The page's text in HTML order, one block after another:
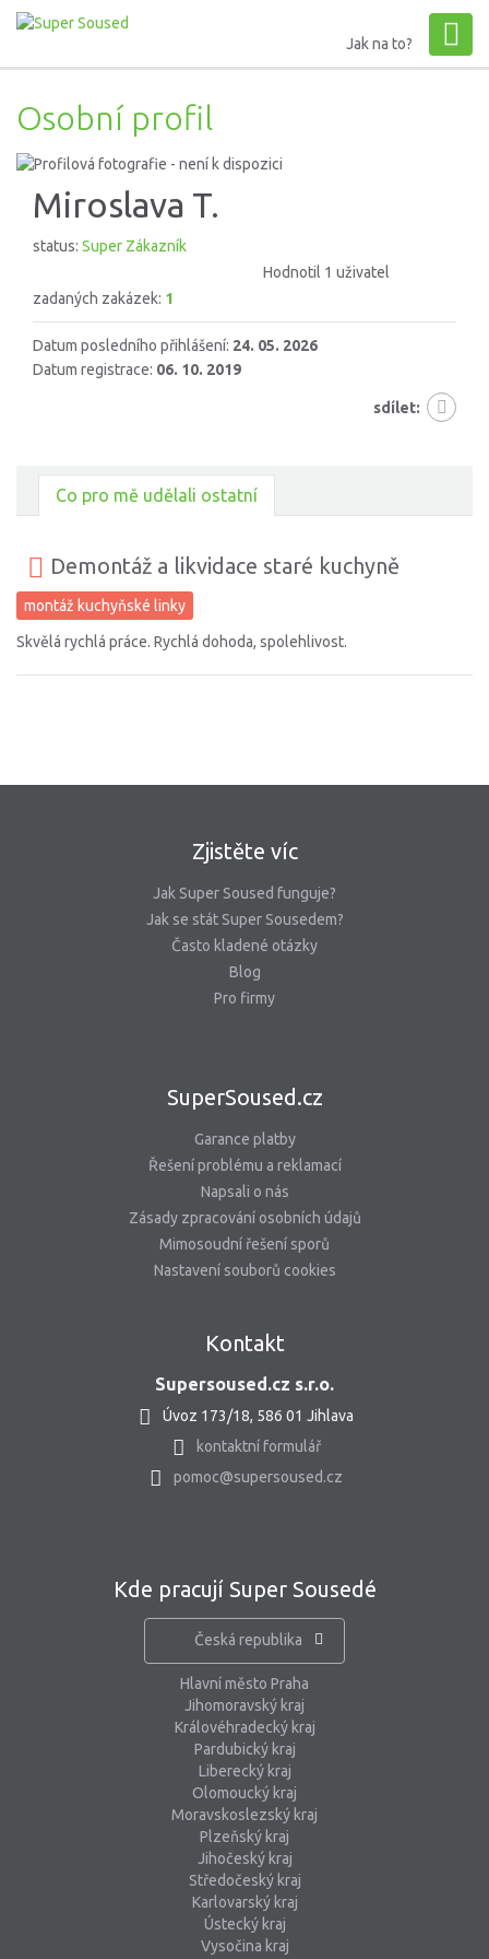
Jak na to?
Osobní profil
Miroslava T.
status: Super Zákazník
Hodnotil 1 uživatel
zadaných zakázek: 1
Datum posledního přihlášení: 24. 05. 2026
Datum registrace: 06. 10. 2019
sdílet:
Co pro mě udělali ostatní
Demontáž a likvidace staré kuchyně
montáž kuchyňské linky
Skvělá rychlá práce. Rychlá dohoda, spolehlivost.
Zjistěte víc
Jak Super Soused funguje?
Jak se stát Super Sousedem?
Často kladené otázky
Blog
Pro firmy
SuperSoused.cz
Garance platby
Řešení problému a reklamací
Napsali o nás
Zásady zpracování osobních údajů
Mimosoudní řešení sporů
Nastavení souborů cookies
Kontakt
Supersoused.cz s.r.o.
Úvoz 173/18, 586 01 Jihlava
kontaktní formulář
pomoc@supersoused.cz
Kde pracují Super Sousedé
Česká republika
Hlavní město Praha
Jihomoravský kraj
Královéhradecký kraj
Pardubický kraj
Liberecký kraj
Olomoucký kraj
Moravskoslezský kraj
Plzeňský kraj
Jihočeský kraj
Středočeský kraj
Karlovarský kraj
Ústecký kraj
Vysočina kraj